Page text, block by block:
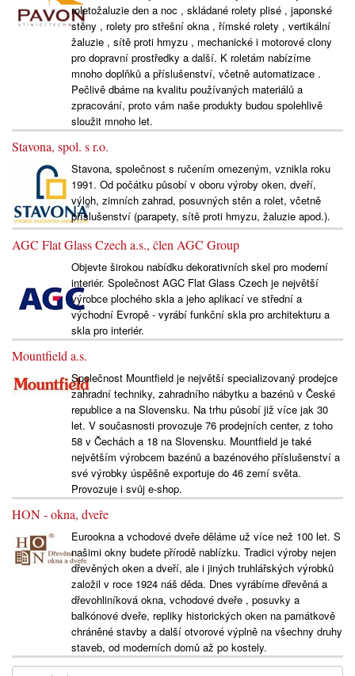
roletožaluzie den a noc , skládané rolety plisé , japonské
stěny , rolety pro střešní okna , římské rolety , vertikální
žaluzie , sítě proti hmyzu , mechanické i motorové clony
pro dopravní prostředky a další. K roletám nabízíme
mnoho doplňků a příslušenství, včetně automatizace .
Pečlivě dbáme na kvalitu používaných materiálů a
zpracování, proto vám naše produkty budou spolehlivě
sloužit mnoho let.
Stavona, spol. s r.o.
Stavona, společnost s ručením omezeným, vznikla roku
1991. Od počátku působí v oboru výroby oken, dveří,
výloh, zimních zahrad, posuvných stěn a rolet, včetně
příslušenství (parapety, sítě proti hmyzu, žaluzie apod.).
AGC Flat Glass Czech a.s., člen AGC Group
Objevte širokou nabídku dekorativních skel pro moderní
interiér. Společnost AGC Flat Glass Czech je největší
výrobce plochého skla a jeho aplikací ve střední a
východní Evropě - vyrábí funkční skla pro architekturu a
skla pro interiér.
Mountfield a.s.
Společnost Mountfield je největší specializovaný prodejce
zahradní techniky, zahradního nábytku a bazénů v České
republice a na Slovensku. Na trhu působí již více jak 30
let. V současnosti provozuje 76 prodejních center, z toho
58 v Čechách a 18 na Slovensku. Mountfield je také
největším výrobcem bazénů a bazénového příslušenství a
své výrobky úspěšně exportuje do 46 zemí světa.
Provozuje i svůj e-shop.
HON - okna, dveře
Eurookna a vchodové dveře děláme už více než 100 let. S
našimi okny budete přírodě nablízku. Tradici výroby nejen
dřevěných oken a dveří, ale i jiných truhlářských výrobků
založil v roce 1924 náš děda. Dnes vyrábíme dřevěná a
dřevohliníková okna, vchodové dveře , posuvky a
balkónové dveře, repliky historických oken na památkově
chráněné stavby a další otvorové výplně na všechny druhy
staveb, od moderních domů až po kostely.